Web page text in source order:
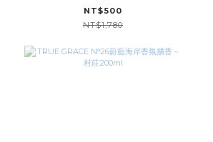
NT$500
NT$1,780